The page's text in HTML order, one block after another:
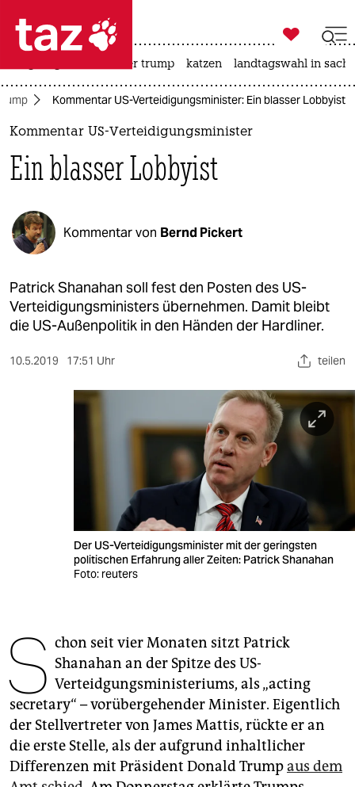
 taz zahl ich
taz zahl ich
politik
öko
gesellschaft
kultur
sport
berlin
abo
genossenschaft
epaper login

taz zahl ich
usa unter trump katzen landtagswahl in
Kommentar US-Verteidigungsminister: Ein blasser Lobbyist
Kommentar US-Verteidigungsminister
Ein blasser Lobbyist
Kommentar von Bernd Pickert
Patrick Shanahan soll fest den Posten des US-
Verteidigungsministers übernehmen. Damit bleibt
die US-Außenpolitik in den Händen der Hardliner.
10.5.2019 17:51 Uhr teilen
Der US-Verteidigungsminister mit der geringsten
politischen Erfahrung aller Zeiten: Patrick Shanahan
Foto: reuters
S chon seit vier Monaten sitzt Patrick
Shanahan an der Spitze des US-
Verteidgungsministeriums, als „acting
secretary“ – vorübergehender Minister. Eigentlich
der Stellvertreter von James Mattis, rückte er an
die erste Stelle, als der aufgrund inhaltlicher
Differenzen mit Präsident Donald Trumpaus dem